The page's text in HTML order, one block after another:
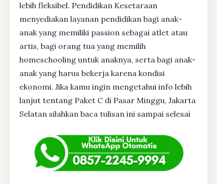
lebih fleksibel. Pendidikan Kesetaraan
menyediakan layanan pendidikan bagi anak-
anak yang memiliki passion sebagai atlet atau
artis, bagi orang tua yang memilih
homeschooling untuk anaknya, serta bagi anak-
anak yang harus bekerja karena kondisi
ekonomi. Jika kamu ingin mengetahui info lebih
lanjut tentang Paket C di Pasar Minggu, Jakarta
Selatan silahkan baca tulisan ini sampai selesai